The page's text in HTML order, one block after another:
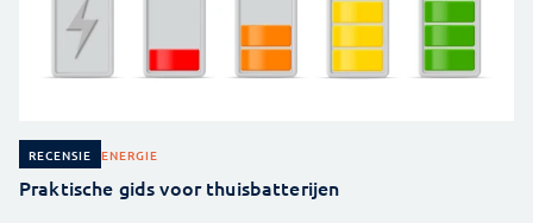
RECENSIE ENERGIE
Praktische gids voor thuisbatterijen